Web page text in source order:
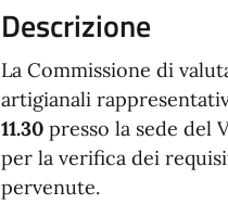
Descrizione
La Commissione di
artigianali
11.30presso la sede del
per la verifica dei
pervenute.